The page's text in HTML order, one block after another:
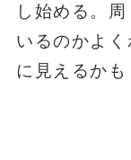
し始める。
いるのかよ
に見えるかも